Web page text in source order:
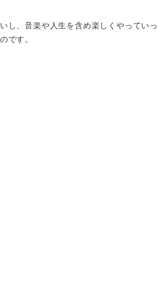
し、音楽や人生を含め楽しくやっていっ
です。